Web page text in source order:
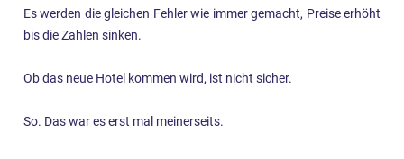
Es werden die gleichen Fehler wie immer gemacht, Preise erhöht
bis die Zahlen sinken.
Ob das neue Hotel kommen wird, ist nicht sicher.
So. Das war es erst mal meinerseits.